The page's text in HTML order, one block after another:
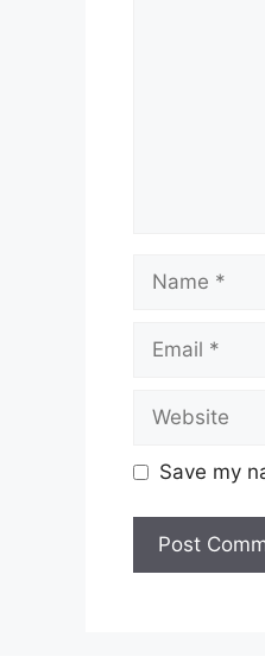
Save my